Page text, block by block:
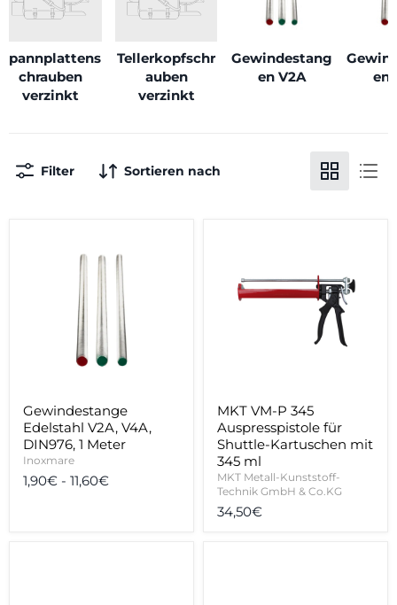
Spannplattens
chrauben
verzinkt
Tellerkopfschr
auben
verzinkt
Gewindestang
en V2A
en
Filter Sortieren nach
Gewindestange
Edelstahl V2A, V4A,
DIN976, 1 Meter
Inoxmare
1,90€ - 11,60€
Auspresspistole
MKT VM-P 345
Auspresspistole für
Shuttle-Kartuschen mit
345 ml
MKT Metall-Kunststoff-
Technik GmbH & Co.KG
34,50€